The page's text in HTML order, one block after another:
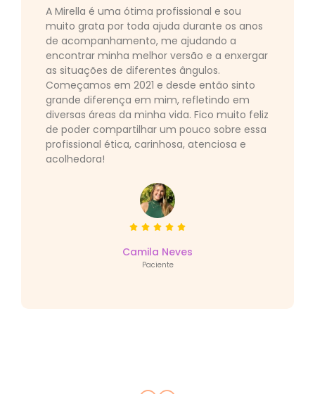
A Mirella é uma ótima profissional e sou
muito grata por toda ajuda durante os anos
de acompanhamento, me ajudando a
encontrar minha melhor versão e a enxergar
as situações de diferentes ângulos.
Começamos em 2021 e desde então sinto
grande diferença em mim, refletindo em
diversas áreas da minha vida. Fico muito feliz
de poder compartilhar um pouco sobre essa
profissional ética, carinhosa, atenciosa e
acolhedora!
Camila Neves
Paciente